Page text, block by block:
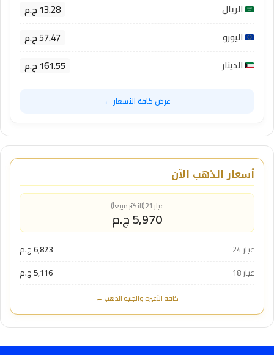
الريال 13.28 ج.م
اليورو 57.47 ج.م
الدينار 161.55 ج.م
عرض كافة الأسعار ←
أسعار الذهب الآن
عيار 21 (الأكثر مبيعاً)
5,970 ج.م
عيار 24
6,823 ج.م
عيار 18
5,116 ج.م
كافة الأعيرة والجنيه الذهب ←